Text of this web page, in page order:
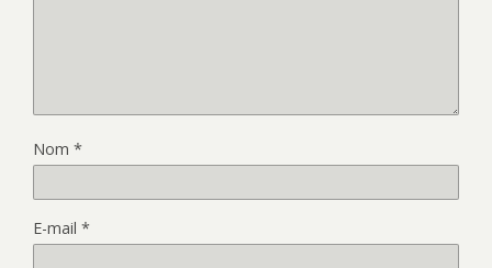
Nom *
E-mail *